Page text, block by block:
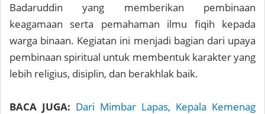
Badaruddin yang memberikan pembinaan
keagamaan serta pemahaman ilmu fiqih kepada
warga binaan. Kegiatan ini menjadi bagian dari upaya
pembinaan spiritual untuk membentuk karakter yang
lebih religius, disiplin, dan berakhlak baik.
BACA JUGA: Dari Mimbar Lapas, Kepala Kemenag